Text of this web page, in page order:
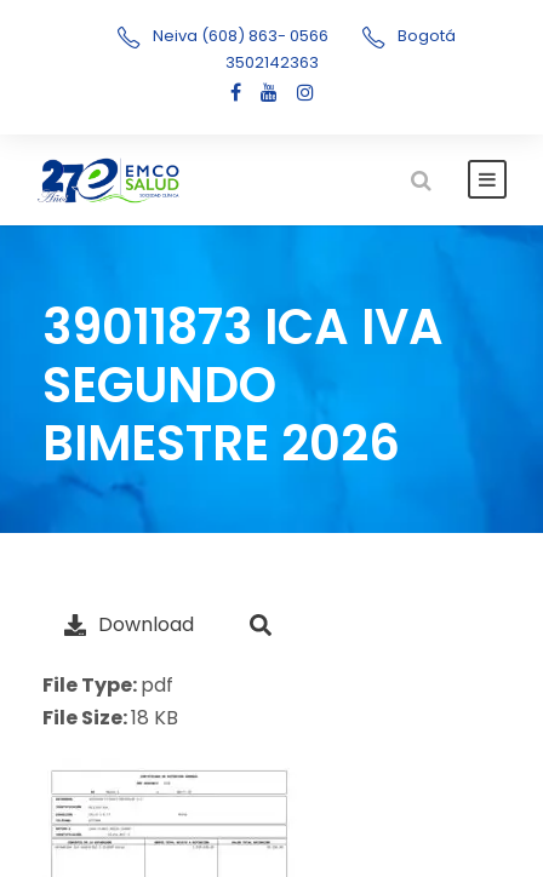
Neiva (608) 863- 0566
Bogotá
3502142363
39011873 ICA IVA
SEGUNDO
BIMESTRE 2026
Download
File Type:pdf
File Size:18 KB